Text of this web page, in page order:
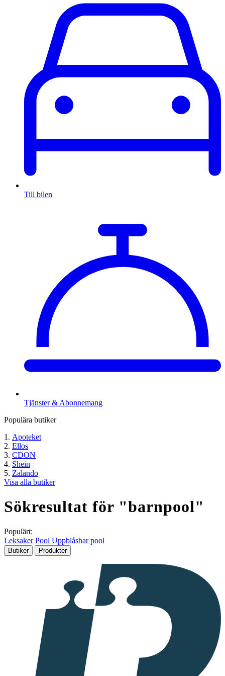
Till bilen
Tjänster & Abonnemang
Populära butiker
Apoteket
Ellos
CDON
Shein
Zalando
Visa alla butiker
Sökresultat för "barnpool"
Populärt:
LeksakerPool Uppblåsbar pool
Butiker Produkter